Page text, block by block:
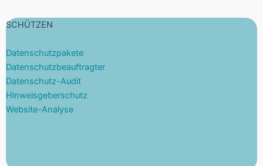
SCHÜTZEN
Datenschutzpakete
Datenschutzbeauftragter
Datenschutz-Audit
Hinweisgeberschutz
Website-Analyse